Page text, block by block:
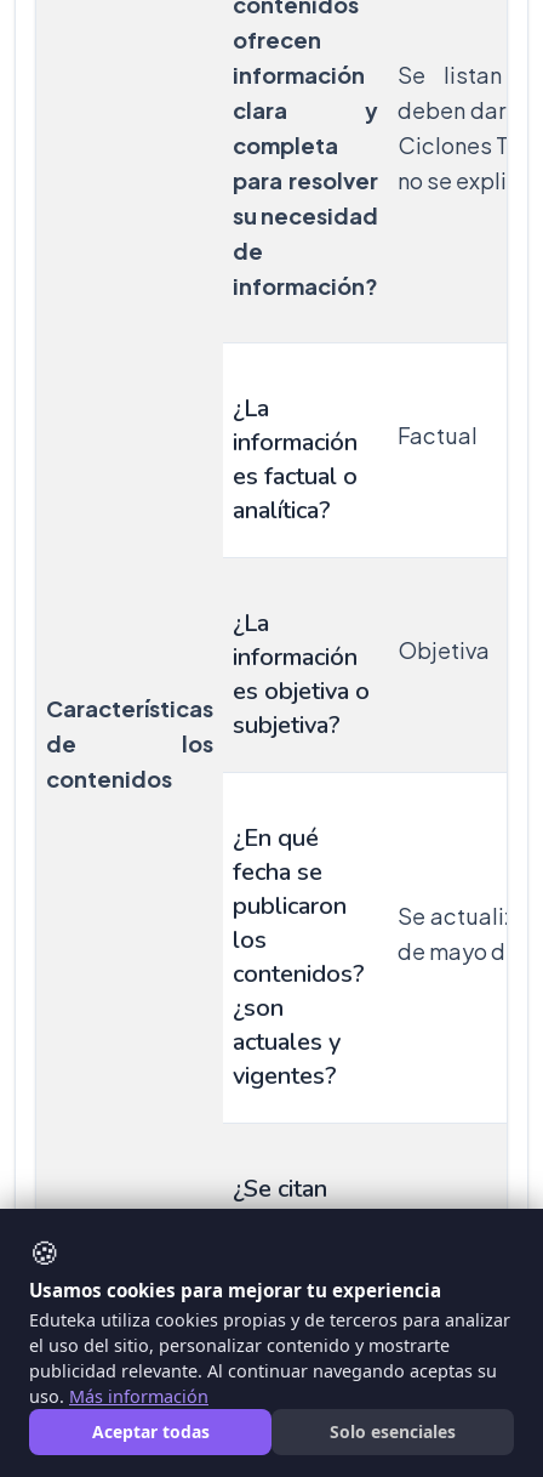
Características
de los
contenidos
ofrecen
información
clara y
completa
para resolver
su necesidad
de
información?
Se listan
deben darse
Ciclones
no se
¿La
información
es factual o
analítica?
Factual
¿La
información
es objetiva o
subjetiva?
Objetiva
¿En qué
fecha se
publicaron
los
contenidos?
¿son
actuales y
vigentes?
Se
de mayo de
¿Se citan
fuentes y se
respetan
Derechos de
(tanto de
imágenes
No se citan
imágenes
🍪
Usamos cookies para mejorar tu experiencia
Eduteka utiliza cookies propias y de terceros para analizar
el uso del sitio, personalizar contenido y mostrarte
publicidad relevante. Al continuar navegando aceptas su
uso. Más información
Aceptar todas
Solo esenciales